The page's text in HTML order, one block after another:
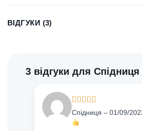
ВІДГУКИ (3)
3 відгуки для
Оцінено в
5з 5
Спідниця– 01/09/